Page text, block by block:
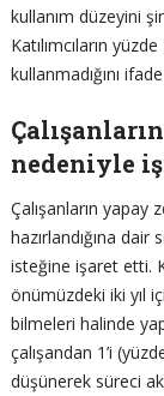
kullanım düzeyini
Katılımcıların
kullanmadığını
nedeniyle
Çalışanların yapay
hazırlandığına
isteğine işaret etti.
önümüzdeki iki yıl
bilmeleri halinde
çalışandan 1’i
düşünerek süreci